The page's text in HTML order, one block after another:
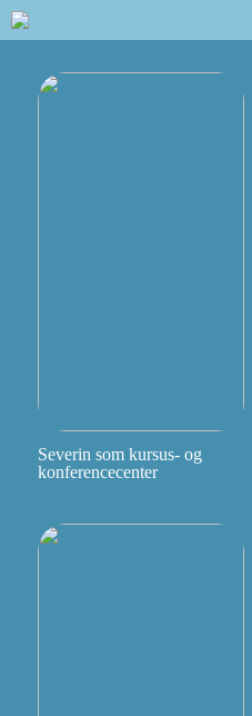
Severin som kursus- og
konferencecenter